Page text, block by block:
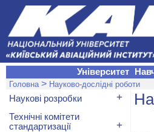
Університет
Головна > Науково-дослідні роботи
Наукові розробки +
Технічні комітети
стандартизації
+